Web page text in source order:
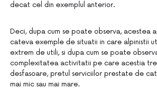
decat cel din exemplul anterior.
Deci, dupa cum se poate observa, acestea
cateva exemple de situatii in care alpinistii
extrem de utili, si dupa cum se poate
complexitatea activitatii pe care acestia
desfasoare, pretul serviciilor prestate de
mai mic sau mai mare.